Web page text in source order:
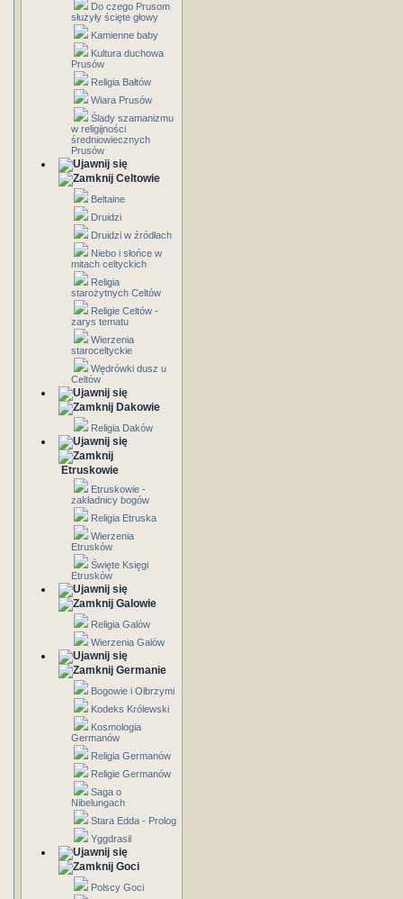
Do czego Prusom
służyły ścięte głowy
Kamienne baby
Kultura duchowa
Prusów
Religia Bałtów
Wiara Prusów
Ślady szamanizmu
w religijności
średniowiecznych
Prusów
Celtowie
Beltaine
Druidzi
Druidzi w źródłach
Niebo i słońce w
mitach celtyckich
Religia
starożytnych Celtów
Religie Celtów -
zarys tematu
Wierzenia
staroceltyckie
Wędrówki dusz u
Celtów
Dakowie
Religia Daków
Etruskowie
Etruskowie -
zakładnicy bogów
Religia Etruska
Wierzenia
Etrusków
Święte Księgi
Etrusków
Galowie
Religia Galów
Wierzenia Galów
Germanie
Bogowie i Olbrzymi
Kodeks Królewski
Kosmologia
Germanów
Religia Germanów
Religie Germanów
Saga o
Nibelungach
Stara Edda - Prolog
Yggdrasil
Goci
Polscy Goci